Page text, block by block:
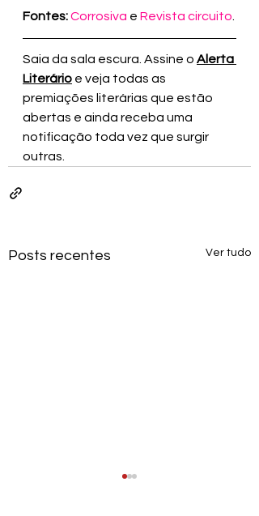
Fontes:Corrosiva e Revista circuito
Saia da sala escura. Assine o Alerta
Literário e veja todas as
premiações literárias que estão
abertas e ainda receba uma
notificação toda vez que surgir
outras.
Posts recentes Ver tudo